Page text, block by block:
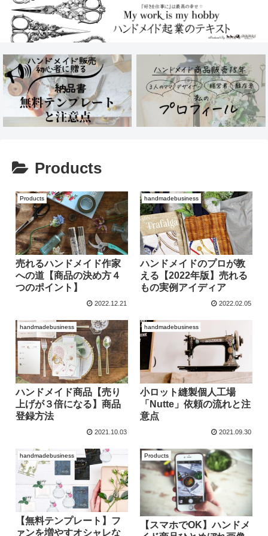
Products
Products
売れるハンドメイド作家
への道【商品の決め方４
つのポイント】
2022.12.21
handmadebusiness
ハンドメイドのプロが教
える【2022年版】売れる
もの実例アイディア
2022.02.05
handmadebusiness
ハンドメイド商品【売り
上げが３倍になる】商品
登録方法
2021.10.03
handmadebusiness
小ロット縫製個人工場
「Nutte」依頼の流れと注
意点
2021.09.30
handmadebusiness
【無料テンプレート】フ
ァンを増やすオシャレな
Products
【スマホでOK】ハンドメ